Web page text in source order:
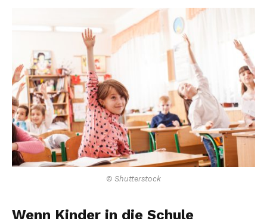
© Shutterstock
Wenn Kinder in die Schule